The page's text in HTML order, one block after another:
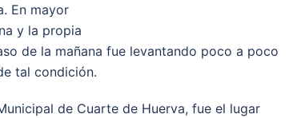
En mayor
y la propia
de la mañana fue levantando poco a poco
tal condición.
de Cuarte de Huerva, fue el lugar